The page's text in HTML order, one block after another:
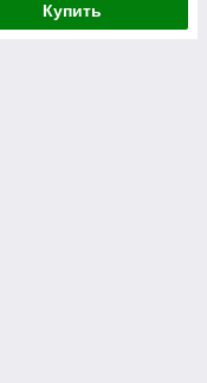
Купить